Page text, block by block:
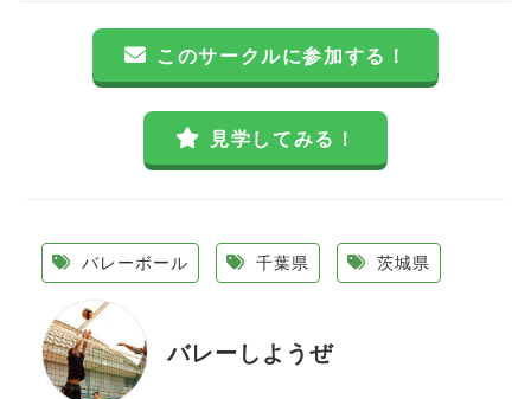
このサークルに参加する！
見学してみる！
バレーボール 千葉県 茨城県
バレーしようぜ